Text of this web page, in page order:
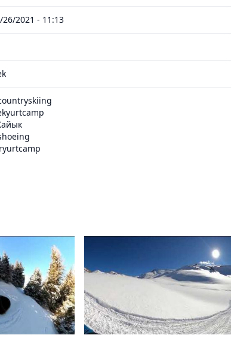
26/2021 - 11:13